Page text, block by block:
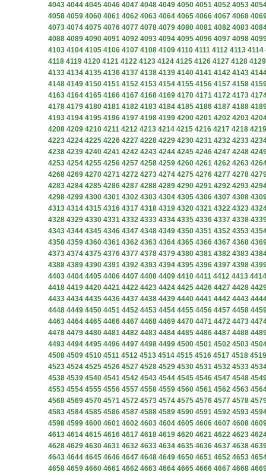
4043 4044 4045 4046 4047 4048 4049 4050 4051 4052 4053
4058 4059 4060 4061 4062 4063 4064 4065 4066 4067 4068
4073 4074 4075 4076 4077 4078 4079 4080 4081 4082 4083
4088 4089 4090 4091 4092 4093 4094 4095 4096 4097 4098
4103 4104 4105 4106 4107 4108 4109 4110 4111 4112 4113 4114
4118 4119 4120 4121 4122 4123 4124 4125 4126 4127 4128 4129
4133 4134 4135 4136 4137 4138 4139 4140 4141 4142 4143
4148 4149 4150 4151 4152 4153 4154 4155 4156 4157 4158
4163 4164 4165 4166 4167 4168 4169 4170 4171 4172 4173
4178 4179 4180 4181 4182 4183 4184 4185 4186 4187 4188
4193 4194 4195 4196 4197 4198 4199 4200 4201 4202 4203
4208 4209 4210 4211 4212 4213 4214 4215 4216 4217 4218 4219
4223 4224 4225 4226 4227 4228 4229 4230 4231 4232 4233
4238 4239 4240 4241 4242 4243 4244 4245 4246 4247 4248
4253 4254 4255 4256 4257 4258 4259 4260 4261 4262 4263
4268 4269 4270 4271 4272 4273 4274 4275 4276 4277 4278
4283 4284 4285 4286 4287 4288 4289 4290 4291 4292 4293
4298 4299 4300 4301 4302 4303 4304 4305 4306 4307 4308
4313 4314 4315 4316 4317 4318 4319 4320 4321 4322 4323
4328 4329 4330 4331 4332 4333 4334 4335 4336 4337 4338
4343 4344 4345 4346 4347 4348 4349 4350 4351 4352 4353
4358 4359 4360 4361 4362 4363 4364 4365 4366 4367 4368
4373 4374 4375 4376 4377 4378 4379 4380 4381 4382 4383
4388 4389 4390 4391 4392 4393 4394 4395 4396 4397 4398
4403 4404 4405 4406 4407 4408 4409 4410 4411 4412 4413 4414
4418 4419 4420 4421 4422 4423 4424 4425 4426 4427 4428
4433 4434 4435 4436 4437 4438 4439 4440 4441 4442 4443
4448 4449 4450 4451 4452 4453 4454 4455 4456 4457 4458
4463 4464 4465 4466 4467 4468 4469 4470 4471 4472 4473
4478 4479 4480 4481 4482 4483 4484 4485 4486 4487 4488
4493 4494 4495 4496 4497 4498 4499 4500 4501 4502 4503
4508 4509 4510 4511 4512 4513 4514 4515 4516 4517 4518 4519
4523 4524 4525 4526 4527 4528 4529 4530 4531 4532 4533
4538 4539 4540 4541 4542 4543 4544 4545 4546 4547 4548
4553 4554 4555 4556 4557 4558 4559 4560 4561 4562 4563
4568 4569 4570 4571 4572 4573 4574 4575 4576 4577 4578
4583 4584 4585 4586 4587 4588 4589 4590 4591 4592 4593
4598 4599 4600 4601 4602 4603 4604 4605 4606 4607 4608
4613 4614 4615 4616 4617 4618 4619 4620 4621 4622 4623
4628 4629 4630 4631 4632 4633 4634 4635 4636 4637 4638
4643 4644 4645 4646 4647 4648 4649 4650 4651 4652 4653
4658 4659 4660 4661 4662 4663 4664 4665 4666 4667 4668